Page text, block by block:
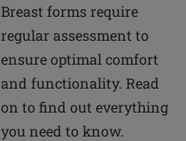
Breast forms require
regular assessment to
ensure optimal comfort
and functionality. Read
on to find out everything
you need to know.